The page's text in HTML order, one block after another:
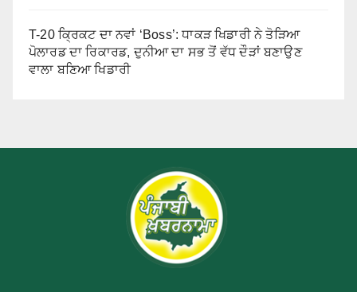
T-20 ਕ੍ਰਿਕਟ ਦਾ ਨਵਾਂ ‘Boss’: ਧਾਕੜ ਖਿਡਾਰੀ ਨੇ ਤੋੜਿਆ
ਪੋਲਾਰਡ ਦਾ ਰਿਕਾਰਡ, ਦੁਨੀਆ ਦਾ ਸਭ ਤੋਂ ਵੱਧ ਦੌੜਾਂ ਬਣਾਉਣ
ਵਾਲਾ ਬਣਿਆ ਖਿਡਾਰੀ